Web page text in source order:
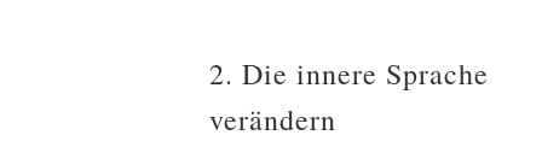
2. Die innere Sprache
verändern